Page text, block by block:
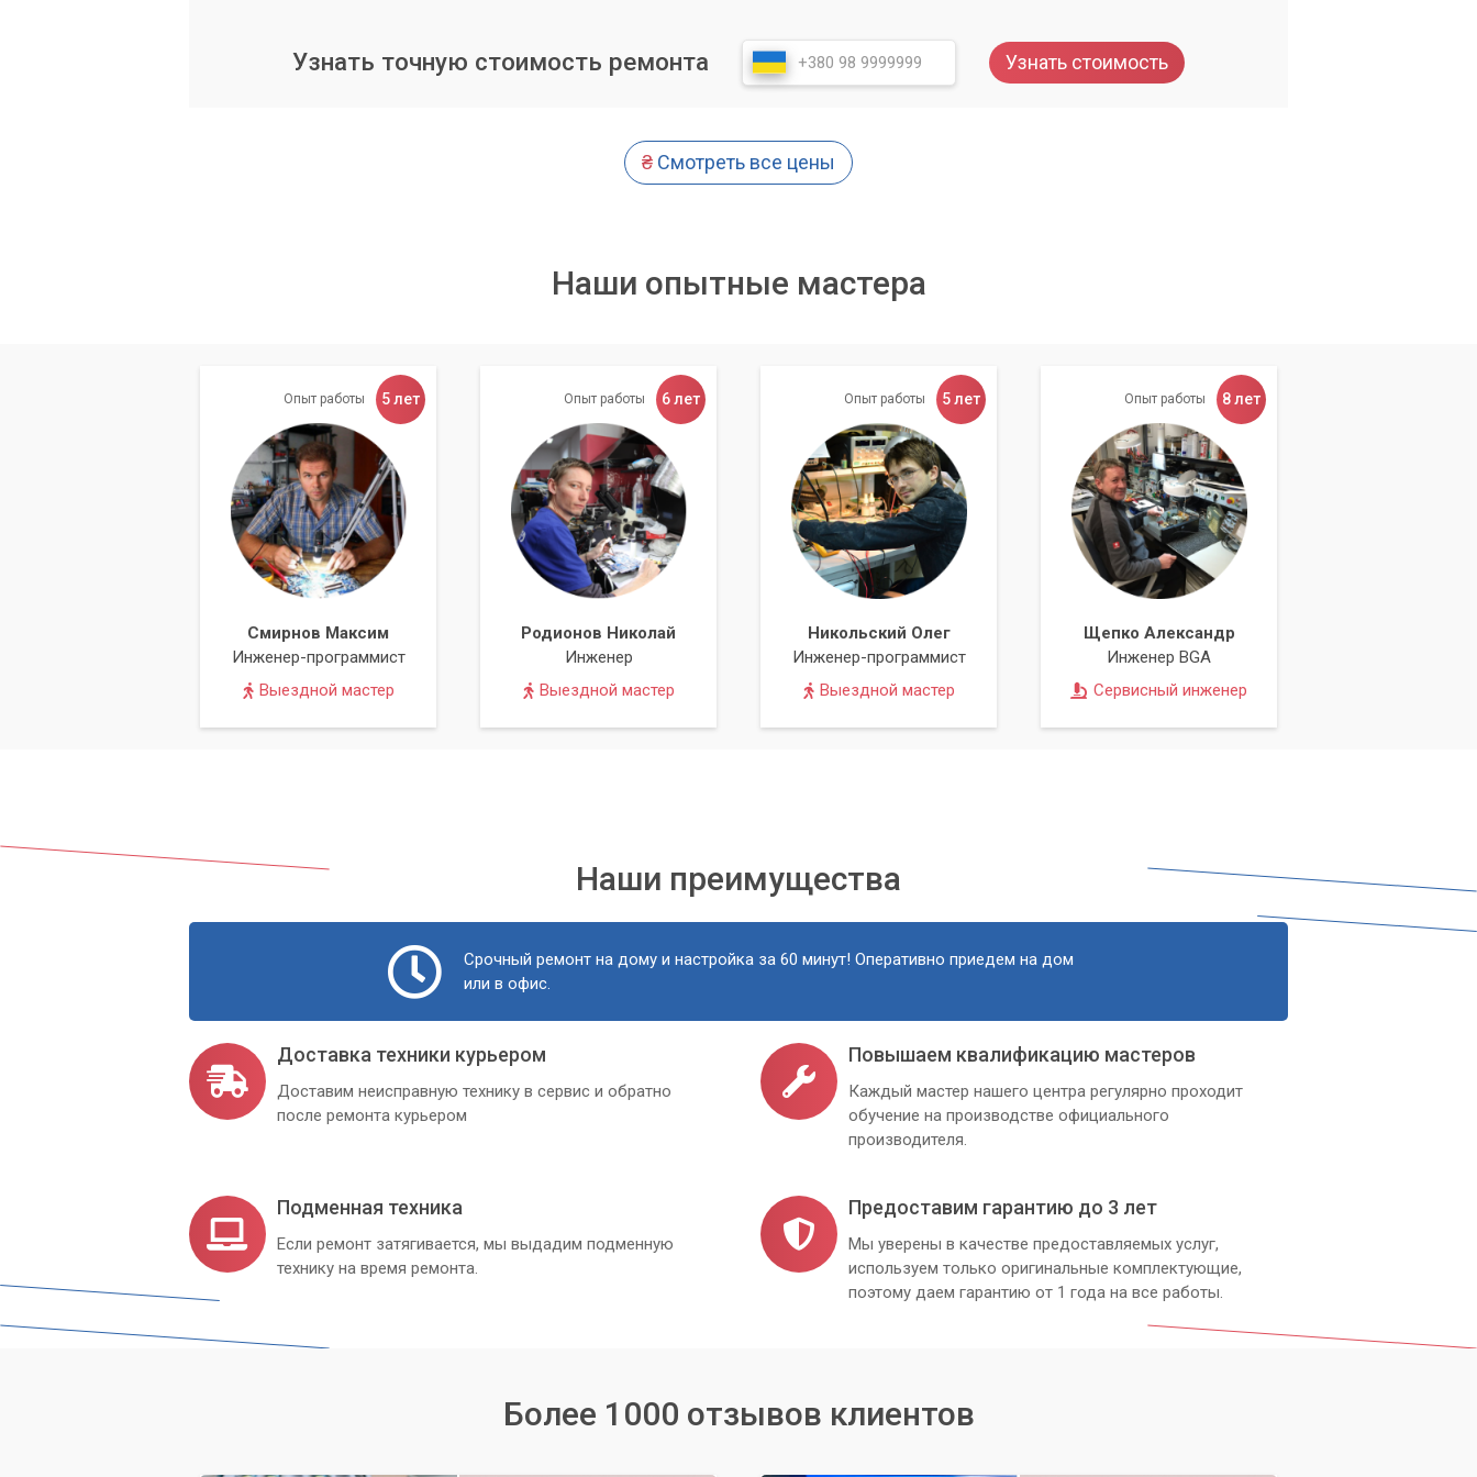
Наши услуги по созданию отказоустойчивых
систем
Внедрение решений для автоматического резервного копирования (локальное, облачное).
Техническая поддержка и обслуживание оборудования.
Мы работаем как с физическими лицами, так и с корпоративными клиентами в Киеве и области. Наша
цель — обеспечить максимальную безопасность и доступность вашей ценной информации, позволив
вам сосредоточиться на своих основных задачах.
Узнать точную стоимость ремонта Узнать стоимость
₴ Смотреть все цены
Наши опытные мастера
Опыт работы 5 лет
Смирнов Максим
Инженер-программист
Выездной мастер
Опыт работы 6 лет
Родионов Николай
Инженер
Выездной мастер
Опыт работы 5 лет
Никольский Олег
Инженер-программист
Выездной мастер
Опыт работы 8 лет
Щепко Александр
Инженер BGA
Сервисный инженер
Наши преимущества
Срочный ремонт на дому и настройка за 60 минут! Оперативно приедем на дом
или в офис.
Доставка техники курьером
Доставим неисправную технику в сервис и обратно
после ремонта курьером
Повышаем квалификацию мастеров
Каждый мастер нашего центра регулярно проходит
обучение на производстве официального
производителя.
Подменная техника
Если ремонт затягивается, мы выдадим подменную
технику на время ремонта.
Предоставим гарантию до 3 лет
Мы уверены в качестве предоставляемых услуг,
используем только оригинальные комплектующие,
поэтому даем гарантию от 1 года на все работы.
Более 1000 отзывов клиентов